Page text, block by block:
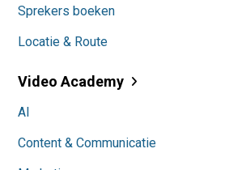
Sprekers boeken
Locatie & Route
Video Academy
AI
Content & Communicatie